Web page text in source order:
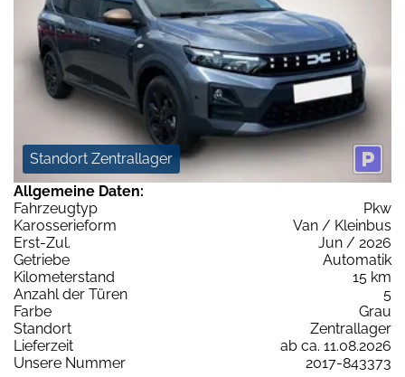
Standort Zentrallager
Allgemeine Daten:
Fahrzeugtyp
Pkw
Karosserieform
Van / Kleinbus
Erst-Zul.
Jun / 2026
Getriebe
Automatik
Kilometerstand
15 km
Anzahl der Türen
5
Farbe
Grau
Standort
Zentrallager
Lieferzeit
ab ca. 11.08.2026
Unsere Nummer
2017-843373